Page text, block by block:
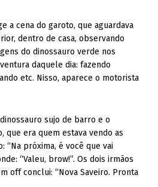
a cena do garoto, que aguardava
dentro de casa, observando
do dinossauro verde nos
daquele dia: fazendo
etc. Nisso, aparece o motorista
sujo de barro e o
que era quem estava vendo as
“Na próxima, é você que vai
“Valeu, brow!”. Os dois irmãos
off conclui: “Nova Saveiro. Pronta